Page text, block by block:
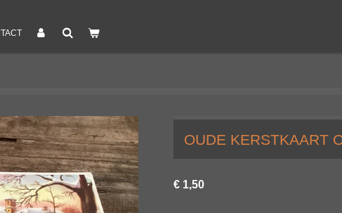
OUDE KERSTKAART
€ 1,50